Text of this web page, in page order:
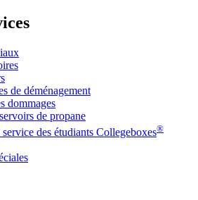
de déménagement
dommages
de propane
des étudiants Collegeboxes®